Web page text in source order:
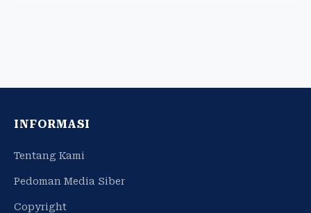
INFORMASI
Tentang Kami
Pedoman Media Siber
Copyright